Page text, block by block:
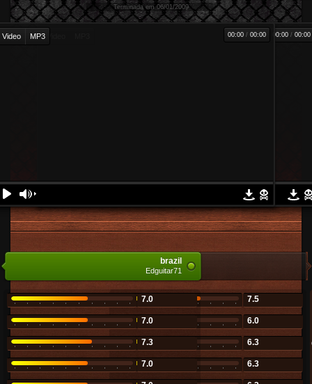
Terminada em 06/01/2009
00:00 / 00:00
Video MP3 00:00 / 00:00
pelo campo
luis2008
7.5
6.0
6.3
6.3
brazil
Edguitar71
7.0
7.0
7.3
7.0